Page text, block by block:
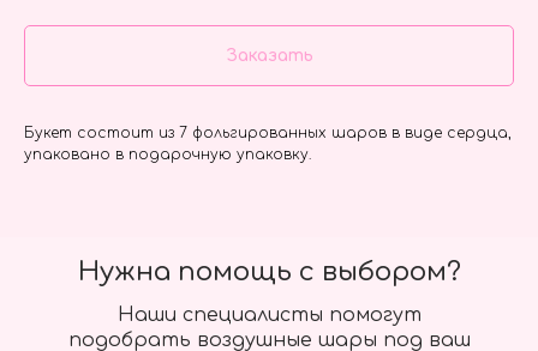
Заказать
Букет состоит из 7 фольгированных шаров в виде сердца,
упаковано в подарочную упаковку.
Наши специалисты помогут
подобрать воздушные шары под ваш
Нужна помощь с выбором?